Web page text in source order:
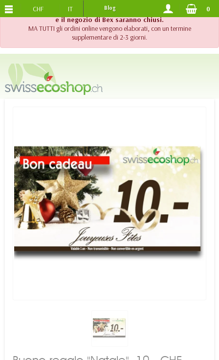
!! Importante !! Fino al 20 agosto 2026, l'assistenza telefonica
e il negozio di Bex saranno chiusi.
MA TUTTI gli ordini online vengono elaborati, con un termine
supplementare di 2-3 giorni.
SPEDIZIONE GRATUITADA 120.-
CHF IT Blog 0